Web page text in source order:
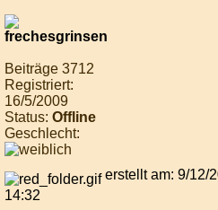
Beiträge 3712
Registriert:
16/5/2009
Status: Offline
Geschlecht:
erstellt am: 9/12/
14:32